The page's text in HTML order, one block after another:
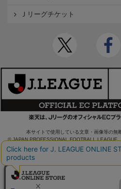
Ｊリーグチケット
本サイトで使用している文章・画像等の無
© JAPAN PROFESSIONAL FOOTBALL
SERVED.